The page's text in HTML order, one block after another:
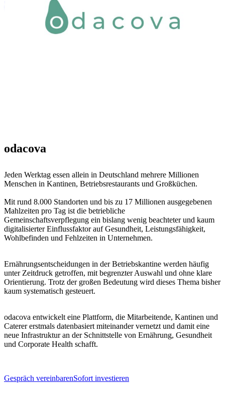
odacova
Jeden Werktag essen allein in Deutschland mehrere Millionen
Menschen in Kantinen, Betriebsrestaurants und Großküchen.
Mit rund 8.000 Standorten und bis zu 17 Millionen ausgegebenen
Mahlzeiten pro Tag ist die betriebliche
Gemeinschaftsverpflegung ein bislang wenig beachteter und kaum
digitalisierter Einflussfaktor auf Gesundheit, Leistungsfähigkeit,
Wohlbefinden und Fehlzeiten in Unternehmen.
Ernährungsentscheidungen in der Betriebskantine werden häufig
unter Zeitdruck getroffen, mit begrenzter Auswahl und ohne klare
Orientierung. Trotz der großen Bedeutung wird dieses Thema bisher
kaum systematisch gesteuert.
odacova entwickelt eine Plattform, die Mitarbeitende, Kantinen und
Caterer erstmals datenbasiert miteinander vernetzt und damit eine
neue Infrastruktur an der Schnittstelle von Ernährung, Gesundheit
und Corporate Health schafft.
Gespräch vereinbarenSofort investieren